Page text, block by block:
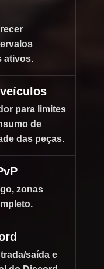
ativos.
para limites
de
das peças.
zonas
saída e